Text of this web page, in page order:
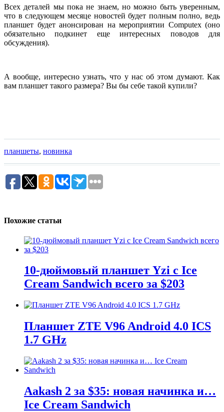
Всех деталей мы пока не знаем, но можно быть уверенным,
что в следующем месяце новостей будет полным полно, ведь
планшет будет анонсирован на мероприятии Computex (оно
обязательно подкинет еще интересных поводов для
обсуждения).
А вообще, интересно узнать, что у нас об этом думают. Как
вам планшет такого размера? Вы бы себе такой купили?
планшеты, новинка
Похожие статьи
10-дюймовый планшет Yzi с Ice
Cream Sandwich всего за $203
Планшет ZTE V96 Android 4.0 ICS
1.7 GHz
Aakash 2 за $35: новая начинка и…
Ice Cream Sandwich